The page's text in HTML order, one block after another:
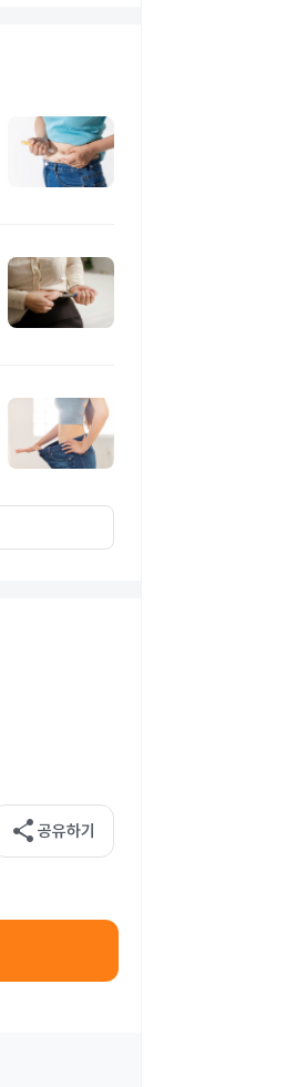
share 공유하기